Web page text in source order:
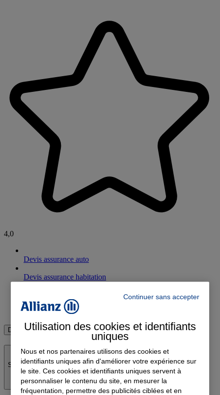
4,0
Devis assurance auto
Devis assurance habitation
Devis assurance emprunteur
Découvrir toutes les assurances
Soyez vigilant - Agissement frauduleux
Continuer sans accepter
Utilisation des cookies et identifiants
uniques
Nous et nos partenaires utilisons des cookies et
identifiants uniques afin d'améliorer votre expérience sur
le site. Ces cookies et identifiants uniques servent à
personnaliser le contenu du site, en mesurer la
fréquentation, permettre des publicités ciblées et en